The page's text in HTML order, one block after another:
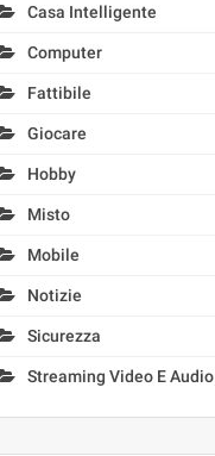
Casa Intelligente
Computer
Fattibile
Giocare
Hobby
Misto
Mobile
Notizie
Sicurezza
Streaming Video E Audio